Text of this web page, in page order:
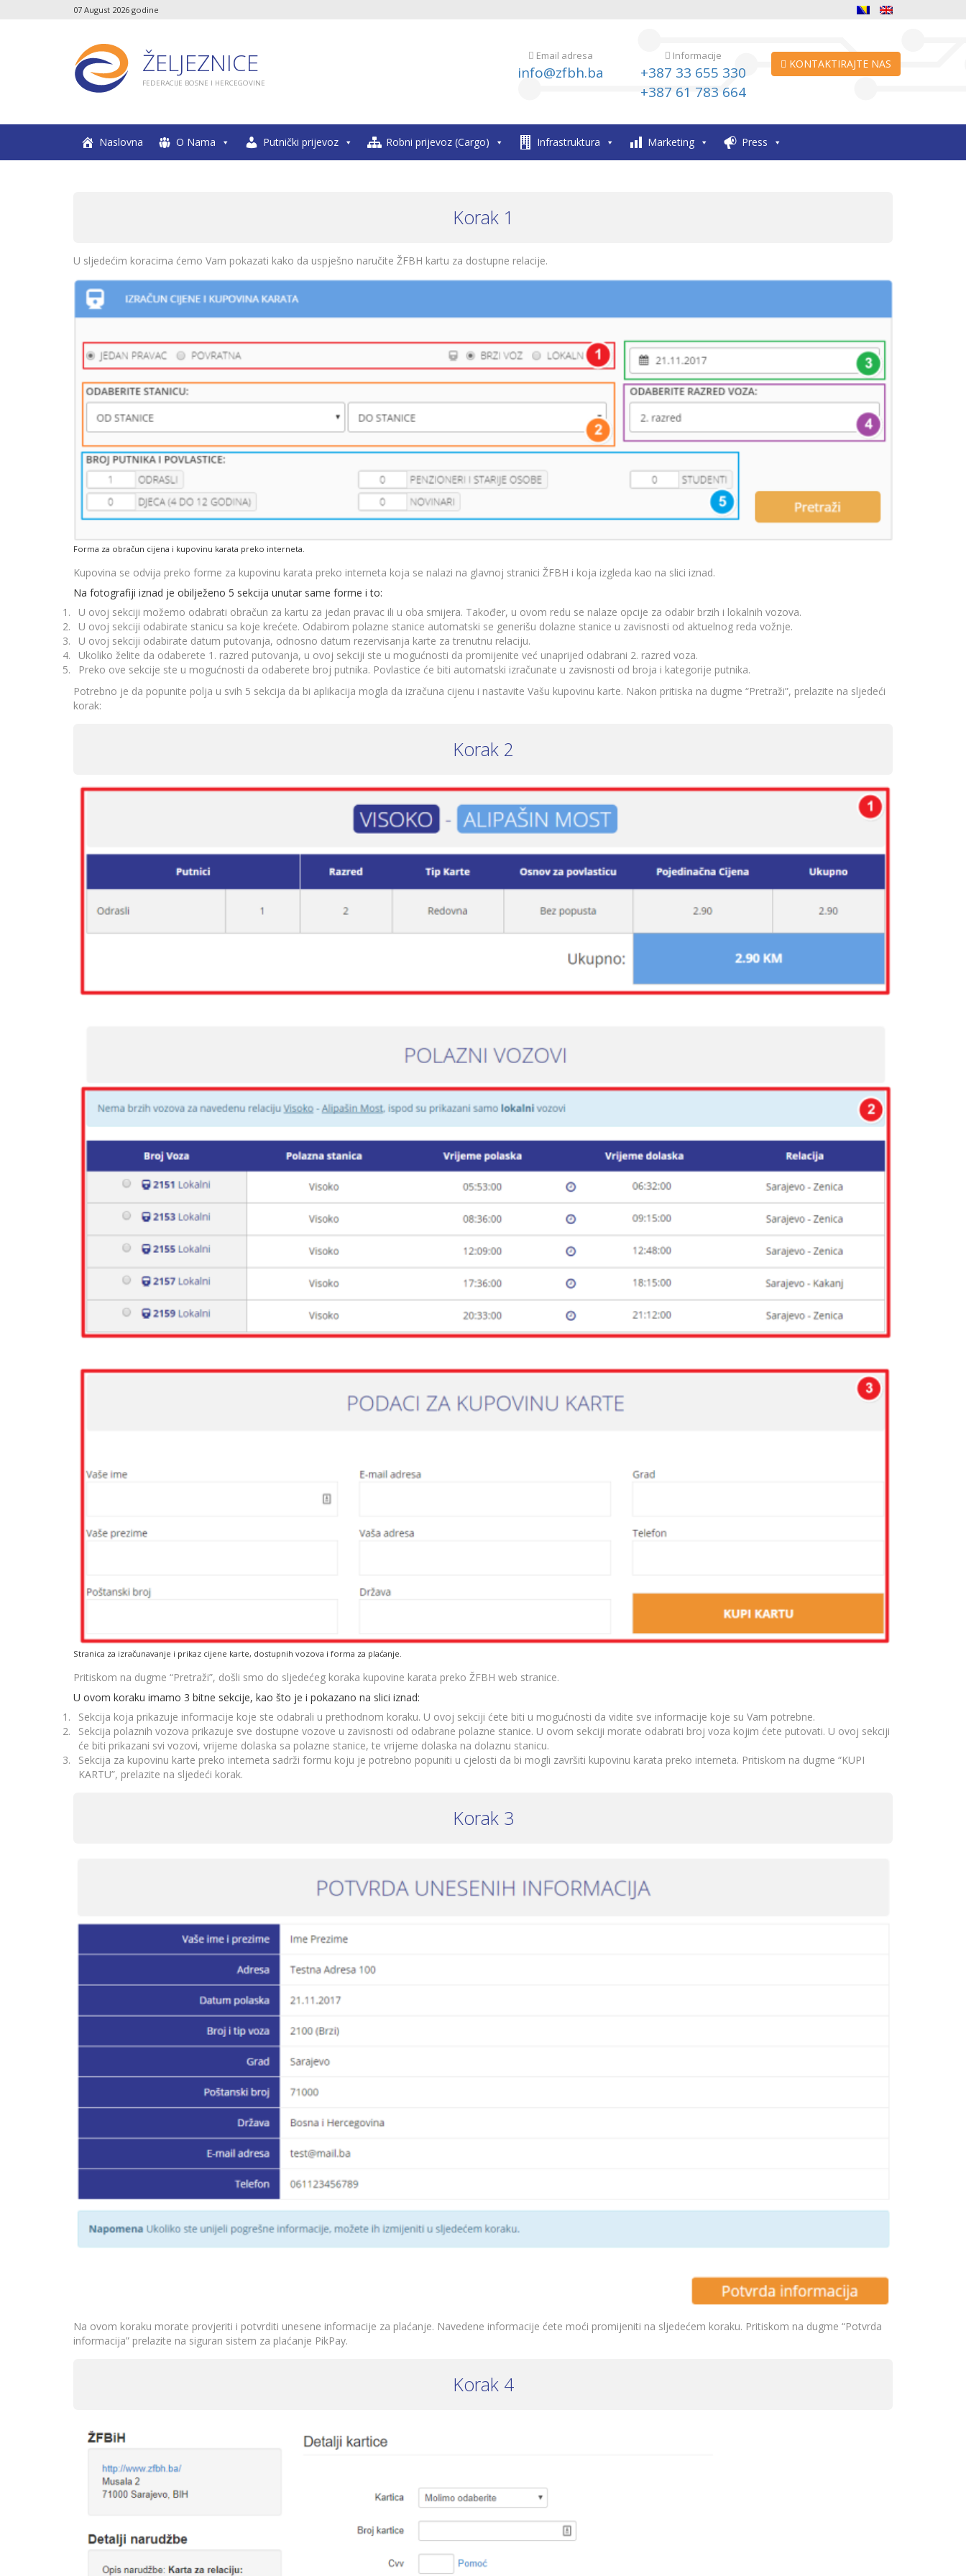
07 August 2026 godine
ŽELJEZNICE
FEDERACIJE BOSNE I HERCEGOVINE
Email adresa
info@zfbh.ba
Informacije
+387 33 655 330
+387 61 783 664
KONTAKTIRAJTE NAS
Naslovna O Nama Putnički prijevoz Robni prijevoz (Cargo) Infrastruktura Marketing Press
Korak 1
U sljedećim koracima ćemo Vam pokazati kako da uspješno naručite ŽFBH kartu za dostupne relacije.
Forma za obračun cijena i kupovinu karata preko interneta.
Kupovina se odvija preko forme za kupovinu karata preko interneta koja se nalazi na glavnoj stranici ŽFBH i koja izgleda kao na slici iznad.
Na fotografiji iznad je obilježeno 5 sekcija unutar same forme i to:
U ovoj sekciji možemo odabrati obračun za kartu za jedan pravac ili u oba smijera. Također, u ovom redu se nalaze opcije za odabir brzih i lokalnih vozova.
U ovoj sekciji odabirate stanicu sa koje krećete. Odabirom polazne stanice automatski se generišu dolazne stanice u zavisnosti od aktuelnog reda vožnje.
U ovoj sekciji odabirate datum putovanja, odnosno datum rezervisanja karte za trenutnu relaciju.
Ukoliko želite da odaberete 1. razred putovanja, u ovoj sekciji ste u mogućnosti da promijenite već unaprijed odabrani 2. razred voza.
Preko ove sekcije ste u mogućnosti da odaberete broj putnika. Povlastice će biti automatski izračunate u zavisnosti od broja i kategorije putnika.
Potrebno je da popunite polja u svih 5 sekcija da bi aplikacija mogla da izračuna cijenu i nastavite Vašu kupovinu karte. Nakon pritiska na dugme “Pretraži”, prelazite na sljedeći
korak:
Korak 2
Stranica za izračunavanje i prikaz cijene karte, dostupnih vozova i forma za plaćanje.
Pritiskom na dugme “Pretraži”, došli smo do sljedećeg koraka kupovine karata preko ŽFBH web stranice.
U ovom koraku imamo 3 bitne sekcije, kao što je i pokazano na slici iznad:
Sekcija koja prikazuje informacije koje ste odabrali u prethodnom koraku. U ovoj sekciji ćete biti u mogućnosti da vidite sve informacije koje su Vam potrebne.
Sekcija polaznih vozova prikazuje sve dostupne vozove u zavisnosti od odabrane polazne stanice. U ovom sekciji morate odabrati broj voza kojim ćete putovati. U ovoj sekciji
će biti prikazani svi vozovi, vrijeme dolaska sa polazne stanice, te vrijeme dolaska na dolaznu stanicu.
Sekcija za kupovinu karte preko interneta sadrži formu koju je potrebno popuniti u cjelosti da bi mogli završiti kupovinu karata preko interneta. Pritiskom na dugme “KUPI
KARTU”, prelazite na sljedeći korak.
Korak 3
Na ovom koraku morate provjeriti i potvrditi unesene informacije za plaćanje. Navedene informacije ćete moći promijeniti na sljedećem koraku. Pritiskom na dugme “Potvrda
informacija” prelazite na siguran sistem za plaćanje PikPay.
Korak 4